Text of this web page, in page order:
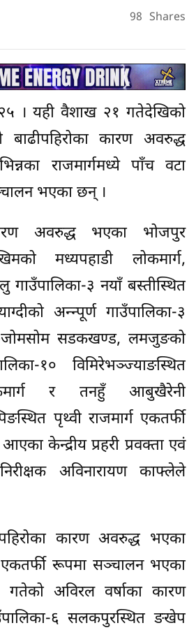
98 Shares
। यही वैशाख २१ गतेदेखिको
कारण अवरुद्ध
राजमार्गमध्ये पाँच वटा
भएका छन् ।
अवरुद्ध भएका भोजपुर
मध्यपहाडी लोकमार्ग,
गाउँपालिका-३ नयाँ बस्तीस्थित
अन्न्पूर्ण गाउँपालिका-३
सडकखण्ड, लमजुङको
१० विमिरेभञ्ज्याङस्थित
र तनहुँ आबुखैरेनी
पृथ्वी राजमार्ग एकतर्फी
केन्द्रीय प्रहरी प्रवक्ता एवं
अविनारायण काफ्लेले
कारण अवरुद्ध भएका
एकतर्फी रूपमा सञ्चालन भएका
अविरल वर्षाका कारण
६ सलकपुरस्थित ङखेप